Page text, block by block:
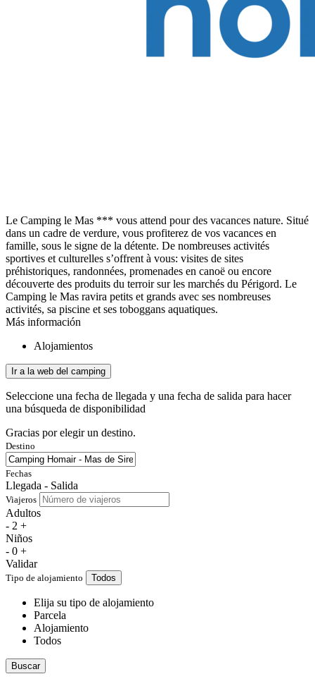
Le Camping le Mas *** vous attend pour des vacances nature. Situé
dans un cadre de verdure, vous profiterez de vos vacances en
famille, sous le signe de la détente. De nombreuses activités
sportives et culturelles s’offrent à vous: visites de sites
préhistoriques, randonnées, promenades en canoë ou encore
découverte des produits du terroir sur les marchés du Périgord. Le
Camping le Mas ravira petits et grands avec ses nombreuses
activités, sa piscine et ses toboggans aquatiques.
Más información
Alojamientos
Ir a la web del camping
Seleccione una fecha de llegada y una fecha de salida para hacer
una búsqueda de disponibilidad
Gracias por elegir un destino.
Destino
Fechas
Llegada - Salida
Viajeros
Adultos
- 2 +
Niños
- 0 +
Validar
Tipo de alojamiento Todos
Elija su tipo de alojamiento
Parcela
Alojamiento
Todos
Buscar